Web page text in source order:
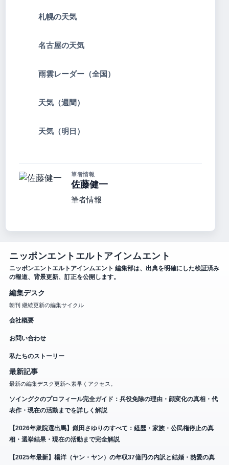
札幌の天気
名古屋の天気
雨雲レーダー（全国）
天気（週間）
天気（明日）
筆者情報
佐藤健一
筆者情報
ニッポンエントエルトアインムエント
ニッポンエントエルトアインムエント 編集部は、出典を明確にした検証済み
の報道、背景更新、訂正を公開します。
編集デスク
朝刊 継続更新の編集サイクル
会社概要
お問い合わせ
私たちのストーリー
最新記事
最新の編集デスク更新へ素早くアクセス。
ソイングクのプロフィール完全ガイド：兵役免除の理由・顔変化の真相・代
表作・現在の活動までを詳しく解説
【2026年衆院選出馬】鎌田さゆりのすべて：経歴・家族・公民権停止の真
相・選挙結果・現在の活動まで完全解説
【2025年最新】楊洋（ヤン・ヤン）の年収37億円の内訳と結婚・熱愛の真